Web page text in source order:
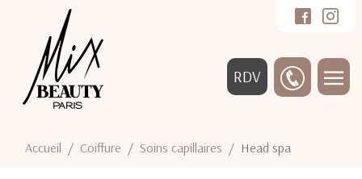
RDV
Accueil Coiffure Soins capillaires Head spa